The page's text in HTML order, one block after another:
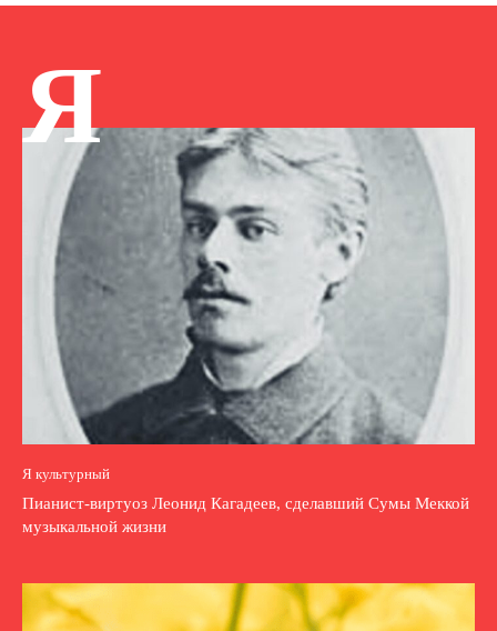
Я
Я культурный
Пианист-виртуоз Леонид Кагадеев, сделавший Сумы Меккой
музыкальной жизни